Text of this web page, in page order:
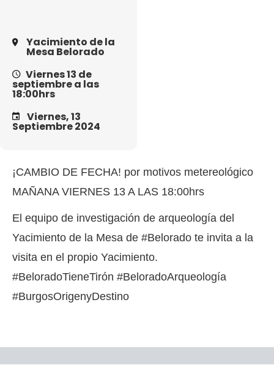
Yacimiento de la
Mesa Belorado
Viernes 13 de
septiembre a las
18:00hrs
Viernes, 13
Septiembre 2024
¡CAMBIO DE FECHA! por motivos metereológico
MAÑANA VIERNES 13 A LAS 18:00hrs
El equipo de investigación de arqueología del
Yacimiento de la Mesa de #Belorado te invita a la
visita en el propio Yacimiento.
#BeloradoTieneTirón #BeloradoArqueología
#BurgosOrigenyDestino